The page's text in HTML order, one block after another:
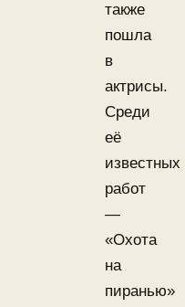
также
пошла
в
актрисы.
Среди
её
известных
работ
—
«Охота
на
пиранью»